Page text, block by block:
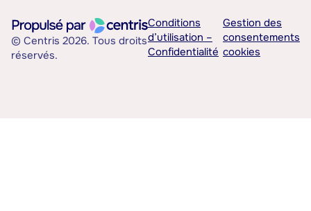
© Centris 2026. Tous droits
réservés.
Conditions
d’utilisation –
Confidentialité
Gestion des
consentements
cookies